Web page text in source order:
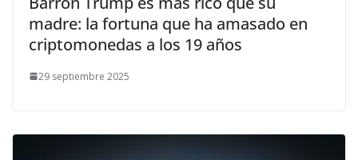
madre: la fortuna que ha amasado en
criptomonedas a los 19 años
29 septiembre 2025